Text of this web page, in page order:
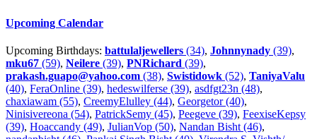
Upcoming Calendar
Upcoming Birthdays: battulaljewellers (34), Johnnynady (39),
mku67 (59), Neilere (39), PNRichard (39),
prakash.guapo@yahoo.com (38), Swistidowk (52), TaniyaValu
(40), FeraOnline (39), hedeswilferse (39), asdfgt23n (48),
chaxiawam (55), CreemyElulley (44), Georgetor (40),
Ninisivereona (54), PatrickSemy (45), Peegeve (39), FeexiseKepsy
(39), Hoaccandy (49), JulianVop (50), Nandan Bisht (46),